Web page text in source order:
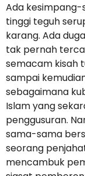
Ada kesimpang-
tinggi teguh
karang. Ada
tak pernah
semacam kisah
sampai
sebagaimana
Islam yang
penggusuran.
sama-sama
seorang
mencambuk